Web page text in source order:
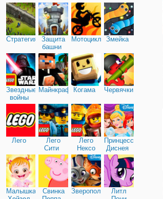
Стратегия
Защита
башни
МотоциклыЗмейка
Звездные
войны
Майнкрафт Когама Червячки
Лего
Лего
Сити
Лего
Нексо
Найтс
Принцессы
Диснея
Малышка
Свинка
Зверополис
Литл